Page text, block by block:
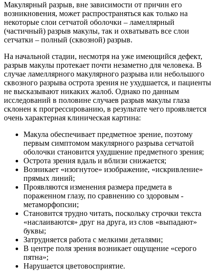
Макулярный разрыв, вне зависимости от причин его
возникновения, может распространяться как только на
некоторые слои сетчатой оболочки – ламеллярный
(частичный) разрыв макулы, так и охватывать все слои
сетчатки – полный (сквозной) разрыв.
На начальной стадии, несмотря на уже имеющийся дефект,
разрыв макулы протекает почти незаметно для человека. В
случае ламеллярного макулярного разрыва или небольшого
сквозного разрыва острота зрения не ухудшается, и пациенты
не высказывают никаких жалоб. Однако по данным
исследований в половине случаев разрыв макулы глаза
склонен к прогрессированию, в результате чего проявляется
очень характерная клиническая картина:
Макула обеспечивает предметное зрение, поэтому
первым симптомом макулярного разрыва сетчатой
оболочки становится ухудшение предметного зрения;
Острота зрения вдаль и вблизи снижается;
Возникает «изогнутое» изображение, «искривление»
прямых линий;
Проявляются изменения размера предмета в
пораженном глазу, по сравнению со здоровым -
метаморфопсии;
Становится трудно читать, поскольку строчки текста
«наслаиваются» друг на друга, из слов «выпадают»
буквы;
Затрудняется работа с мелкими деталями;
В центре поля зрения возникает ощущение «серого
пятна»;
Нарушается цветовосприятие.